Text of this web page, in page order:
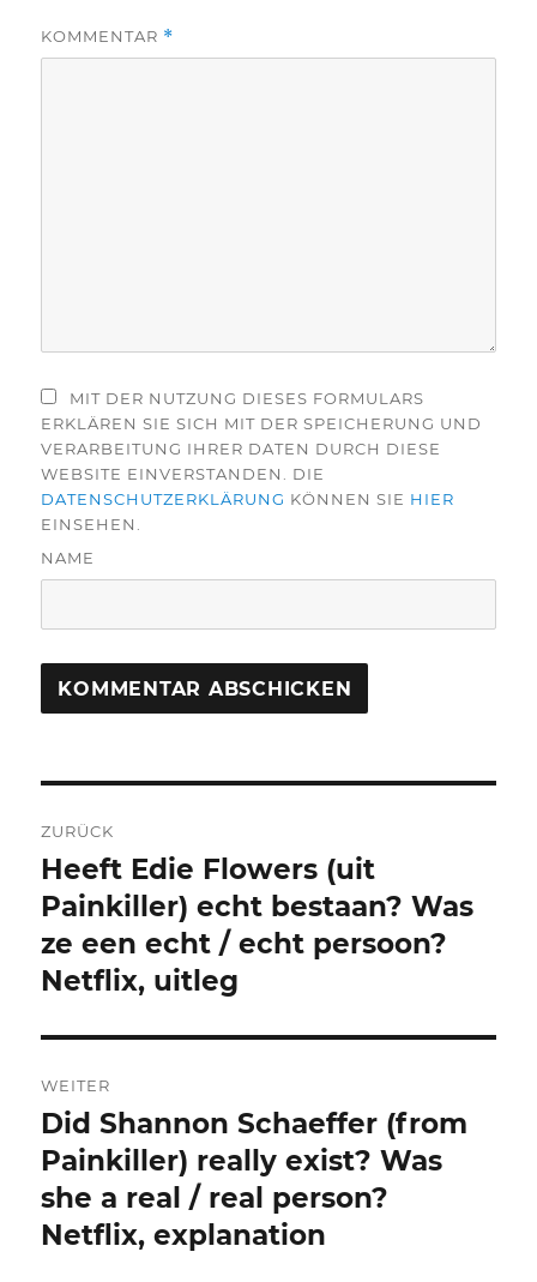
KOMMENTAR *
MIT DER NUTZUNG DIESES FORMULARS
ERKLÄREN SIE SICH MIT DER SPEICHERUNG UND
VERARBEITUNG IHRER DATEN DURCH DIESE
WEBSITE EINVERSTANDEN. DIE
DATENSCHUTZERKLÄRUNG KÖNNEN SIE HIER
EINSEHEN.
NAME
ZURÜCK
Vorheriger
Beitrag:
Heeft Edie Flowers (uit
Painkiller) echt bestaan? Was
ze een echt / echt persoon?
Netflix, uitleg
WEITER
Nächster
Beitrag:
Did Shannon Schaeffer (from
Painkiller) really exist? Was
she a real / real person?
Netflix, explanation